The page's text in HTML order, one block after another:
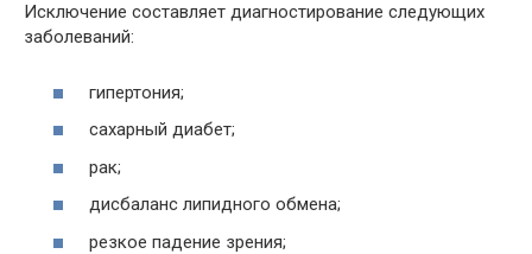
Исключение составляет диагностирование следующих
заболеваний:
гипертония;
сахарный диабет;
рак;
дисбаланс липидного обмена;
резкое падение зрения;